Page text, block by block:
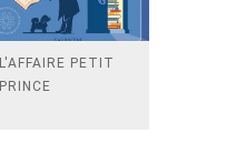
L'AFFAIRE PETIT
PRINCE